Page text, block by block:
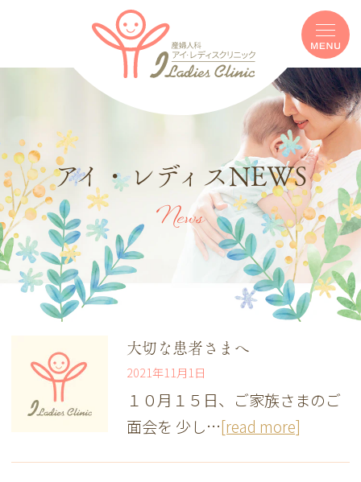
アイ・レディスNEWS
News
大切な患者さまへ
2021年11月1日
１０月１５日、ご家族さまのご
面会を 少し…[read more]